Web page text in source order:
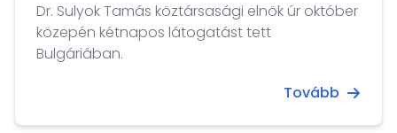
Dr. Sulyok Tamás köztársasági elnök úr október
közepén kétnapos látogatást tett
Bulgáriában.
Tovább